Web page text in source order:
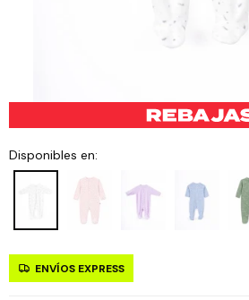
Disponibles en:
ENVÍOS EXPRESS